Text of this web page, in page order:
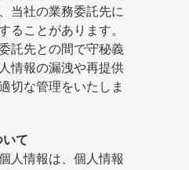
当社の業務委託先に
ることがあります。
託先との間で守秘義
情報の漏洩や再提供
切な管理をいたしま
いて
人情報は、個人情報